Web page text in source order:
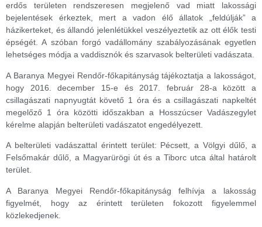
erdős területen rendszeresen megjelenő vad miatt lakossági
bejelentések érkeztek, mert a vadon élő állatok „feldúlják” a
házikerteket, és állandó jelenlétükkel veszélyeztetik az ott élők testi
épségét. A szóban forgó vadállomány szabályozásának egyetlen
lehetséges módja a vaddisznók és szarvasok belterületi vadászata.
A Baranya Megyei Rendőr-főkapitányság tájékoztatja a lakosságot,
hogy 2016. december 15-e és 2017. február 28-a között a
csillagászati napnyugtát követő 1 óra és a csillagászati napkeltét
megelőző 1 óra közötti időszakban a Hosszúcser Vadászegylet
kérelme alapján belterületi vadászatot engedélyezett.
A belterületi vadászattal érintett terület: Pécsett, a Völgyi dűlő, a
Felsőmakár dűlő, a Magyarürögi út és a Tiborc utca által határolt
terület.
A Baranya Megyei Rendőr-főkapitányság felhívja a lakosság
figyelmét, hogy az érintett területen fokozott figyelemmel
közlekedjenek.